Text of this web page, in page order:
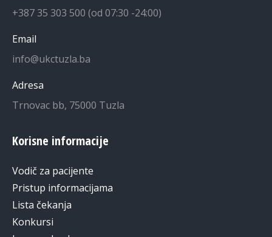
+387 35 303 500 (od 07:30 -24:00)
Email
info@ukctuzla.ba
Adresa
Trnovac bb, 75000 Tuzla
Korisne informacije
Vodič za pacijente
Pristup informacijama
Lista čekanja
Konkursi